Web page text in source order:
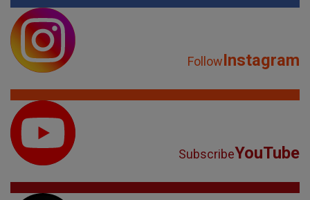
FollowInstagram
SubscribeYouTube